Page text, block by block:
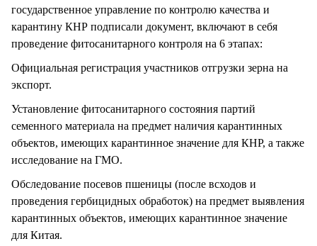
государственное управление по контролю качества и
карантину КНР подписали документ, включают в себя
проведение фитосанитарного контроля на 6 этапах:
Официальная регистрация участников отгрузки зерна на
экспорт.
Установление фитосанитарного состояния партий
семенного материала на предмет наличия карантинных
объектов, имеющих карантинное значение для КНР, а также
исследование на ГМО.
Обследование посевов пшеницы (после всходов и
проведения гербицидных обработок) на предмет выявления
карантинных объектов, имеющих карантинное значение
для Китая.